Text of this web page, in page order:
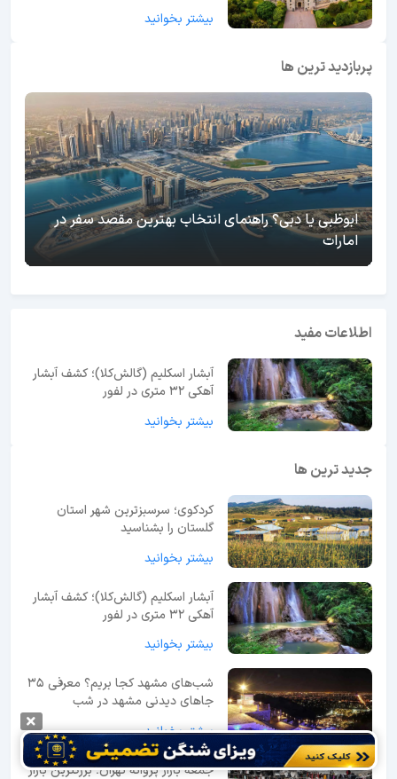
بیشتر بخوانید
پربازدید ترین ها
ابوظبی یا دبی؟ راهنمای انتخاب بهترین مقصد سفر در
امارات
اطلاعات مفید
آبشار اسکلیم (گالش‌کلا)؛ کشف آبشار
آهکی ۳۲ متری در لفور
بیشتر بخوانید
جدید ترین ها
کردکوی؛ سرسبزترین شهر استان
گلستان را بشناسید
بیشتر بخوانید
آبشار اسکلیم (گالش‌کلا)؛ کشف آبشار
آهکی ۳۲ متری در لفور
بیشتر بخوانید
شب‌های مشهد کجا بریم؟ معرفی 35
جاهای دیدنی مشهد در شب
بیشتر بخوانید
جمعه بازار پروانه تهران؛ بزرگترین بازار